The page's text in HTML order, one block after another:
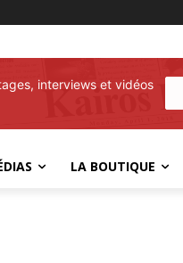
interviews et vidéos
LA BOUTIQUE